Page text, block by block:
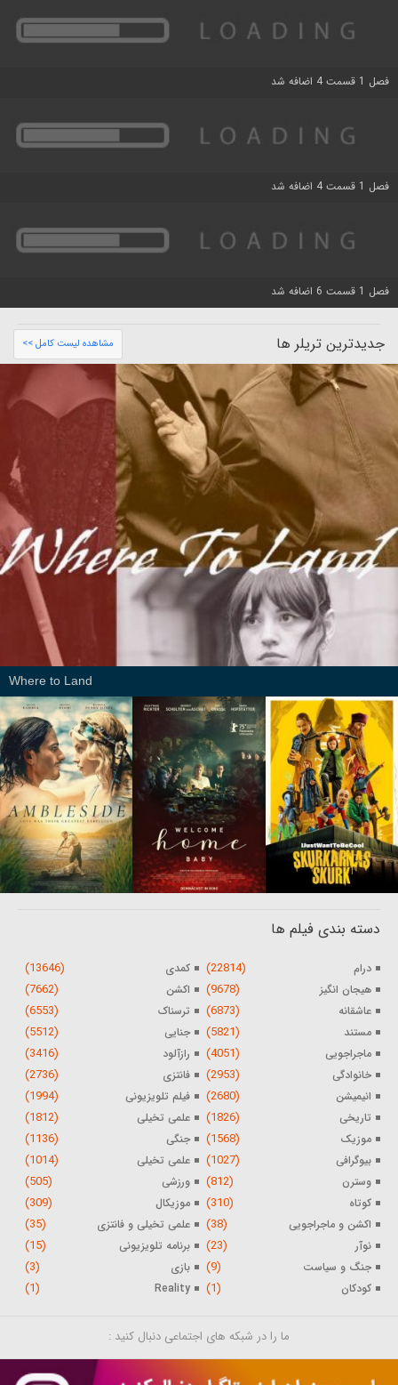
فصل 1 قسمت 4 اضافه شد
فصل 1 قسمت 4 اضافه شد
فصل 1 قسمت 6 اضافه شد
جدیدترین تریلر ها مشاهده لیست کامل >>
Where to Land
دسته بندی فیلم ها
درام (22814) کمدی (13646)
هیجان انگیز (9678) اکشن (7662)
عاشقانه (6873) ترسناک (6553)
مستند (5821) جنایی (5512)
ماجراجویی (4051) رازآلود (3416)
خانوادگی (2953) فانتزی (2736)
انیمیشن (2680) فیلم تلویزیونی (1994)
تاریخی (1826) علمی تخیلی (1812)
موزیک (1568) جنگی (1136)
بیوگرافی (1027) علمی تخیلی (1014)
وسترن (812) ورزشی (505)
کوتاه (310) موزیکال (309)
اکشن و ماجراجویی (38) علمی تخیلی و فانتزی (35)
نوآر (23) برنامه تلویزیونی (15)
جنگ و سیاست (9) بازی (3)
کودکان (1)
Reality
(1)
ما را در شبکه های اجتماعی دنبال کنید :